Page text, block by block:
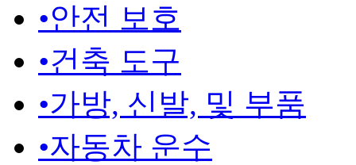
•안전 보호
•건축 도구
•가방, 신발, 및 부품
•자동차 운수